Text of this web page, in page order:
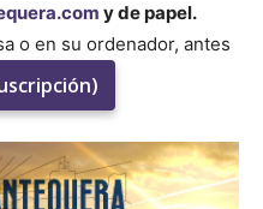
y de papel.
o en su ordenador, antes